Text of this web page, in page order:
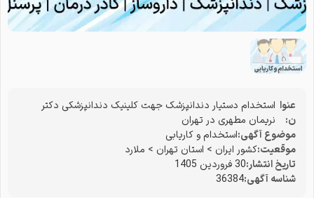
عنوا
ن:
استخدام دستیار دندانپزشک جهت کلینیک دندانپزشکی دکتر
نریمان مطهری در تهران
موضوع آگهی:استخدام و کاریابی
موقعیت:کشور ایران > استان تهران > ملارد
تاریخ انتشار:30 فروردین 1405
شناسه آگهی:36384